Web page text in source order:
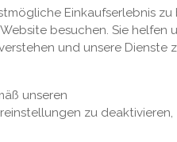
Einkaufserlebnis zu
besuchen. Sie helfen
und unsere Dienste
unseren
zu deaktivieren,